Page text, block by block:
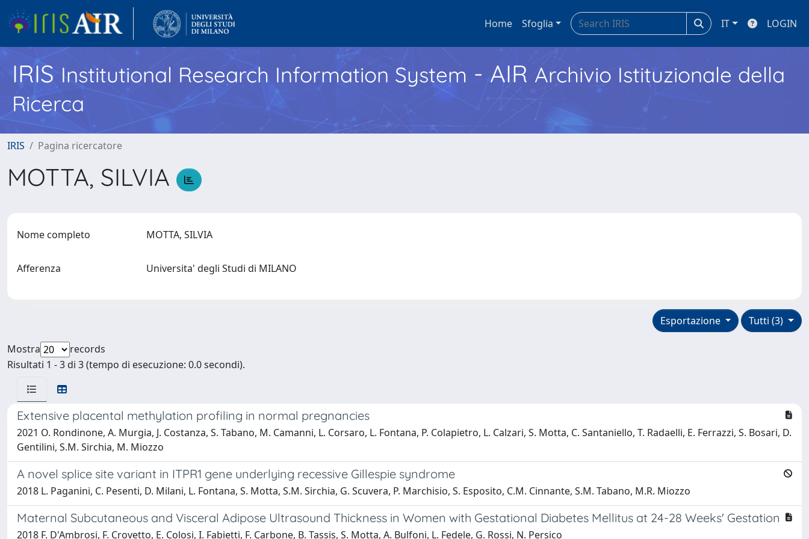
Home Sfoglia IT LOGIN
IRISInstitutional Research Information System - AIR Archivio Istituzionale della
Ricerca
IRIS Pagina ricercatore
MOTTA, SILVIA
Nome completo MOTTA, SILVIA
Afferenza Universita' degli Studi di MILANO
Tutti (3)
Esportazione
Mostra
records
Risultati 1 - 3 di 3 (tempo di esecuzione: 0.0 secondi).
Extensive placental methylation profiling in normal pregnancies
2021 O. Rondinone, A. Murgia, J. Costanza, S. Tabano, M. Camanni, L. Corsaro, L. Fontana, P. Colapietro, L. Calzari, S. Motta, C. Santaniello, T. Radaelli, E. Ferrazzi, S. Bosari, D.
Gentilini, S.M. Sirchia, M. Miozzo
A novel splice site variant in ITPR1 gene underlying recessive Gillespie syndrome
2018 L. Paganini, C. Pesenti, D. Milani, L. Fontana, S. Motta, S.M. Sirchia, G. Scuvera, P. Marchisio, S. Esposito, C.M. Cinnante, S.M. Tabano, M.R. Miozzo
Maternal Subcutaneous and Visceral Adipose Ultrasound Thickness in Women with Gestational Diabetes Mellitus at 24-28 Weeks' Gestation
2018 F. D'Ambrosi, F. Crovetto, E. Colosi, I. Fabietti, F. Carbone, B. Tassis, S. Motta, A. Bulfoni, L. Fedele, G. Rossi, N. Persico